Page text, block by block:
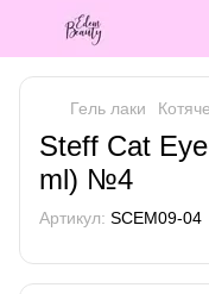
Гель лаки
Steff Cat
ml) №4
Артикул: SCEM09-04